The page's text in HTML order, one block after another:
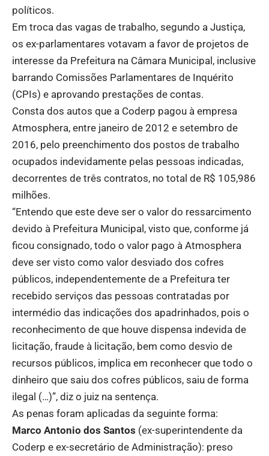
políticos.
Em troca das vagas de trabalho, segundo a Justiça,
os ex-parlamentares votavam a favor de projetos de
interesse da Prefeitura na Câmara Municipal, inclusive
barrando Comissões Parlamentares de Inquérito
(CPIs) e aprovando prestações de contas.
Consta dos autos que a Coderp pagou à empresa
Atmosphera, entre janeiro de 2012 e setembro de
2016, pelo preenchimento dos postos de trabalho
ocupados indevidamente pelas pessoas indicadas,
decorrentes de três contratos, no total de R$ 105,986
milhões.
“Entendo que este deve ser o valor do ressarcimento
devido à Prefeitura Municipal, visto que, conforme já
ficou consignado, todo o valor pago à Atmosphera
deve ser visto como valor desviado dos cofres
públicos, independentemente de a Prefeitura ter
recebido serviços das pessoas contratadas por
intermédio das indicações dos apadrinhados, pois o
reconhecimento de que houve dispensa indevida de
licitação, fraude à licitação, bem como desvio de
recursos públicos, implica em reconhecer que todo o
dinheiro que saiu dos cofres públicos, saiu de forma
ilegal (…)”, diz o juiz na sentença.
As penas foram aplicadas da seguinte forma:
Marco Antonio dos Santos (ex-superintendente da
Coderp e ex-secretário de Administração): preso